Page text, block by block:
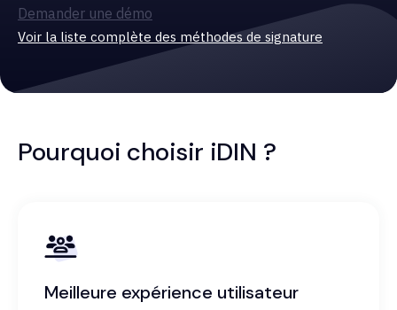
Demander une démo
Voir la liste complète des méthodes de signature
Pourquoi choisir iDIN ?
Meilleure expérience utilisateur